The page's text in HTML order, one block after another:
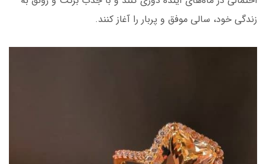
زندگی خود، سالی موفق و پربار را آغاز کنند.